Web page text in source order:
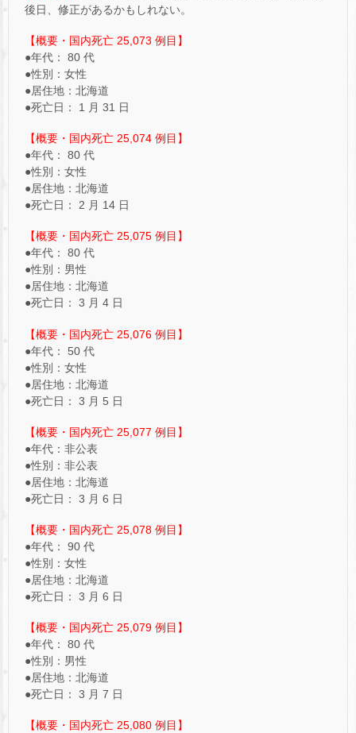
後日、修正があるかもしれない。
【概要・国内死亡 25,073 例目】
●年代： 80 代
●性別：女性
●居住地：北海道
●死亡日： 1 月 31 日
【概要・国内死亡 25,074 例目】
●年代： 80 代
●性別：女性
●居住地：北海道
●死亡日： 2 月 14 日
【概要・国内死亡 25,075 例目】
●年代： 80 代
●性別：男性
●居住地：北海道
●死亡日： 3 月 4 日
【概要・国内死亡 25,076 例目】
●年代： 50 代
●性別：女性
●居住地：北海道
●死亡日： 3 月 5 日
【概要・国内死亡 25,077 例目】
●年代：非公表
●性別：非公表
●居住地：北海道
●死亡日： 3 月 6 日
【概要・国内死亡 25,078 例目】
●年代： 90 代
●性別：女性
●居住地：北海道
●死亡日： 3 月 6 日
【概要・国内死亡 25,079 例目】
●年代： 80 代
●性別：男性
●居住地：北海道
●死亡日： 3 月 7 日
【概要・国内死亡 25,080 例目】